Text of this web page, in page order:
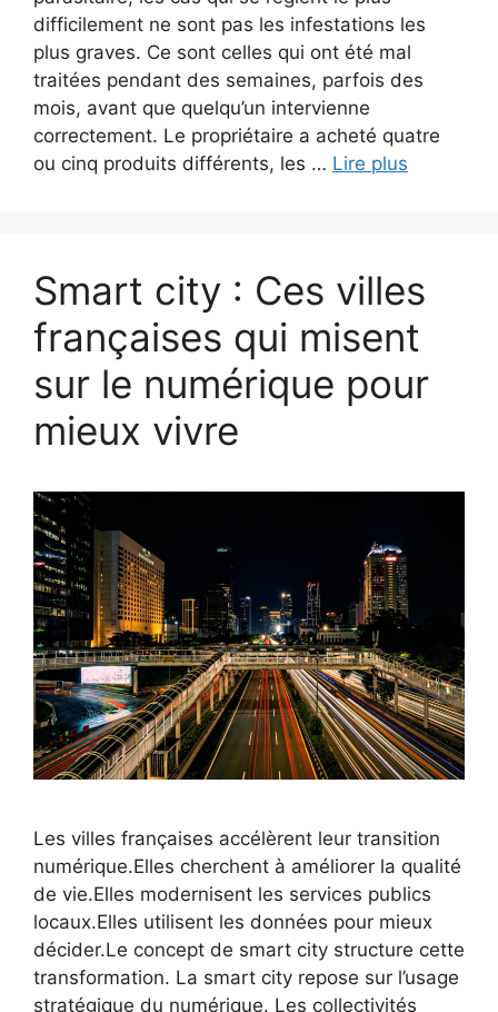
difficilement ne sont pas les infestations les
plus graves. Ce sont celles qui ont été mal
traitées pendant des semaines, parfois des
mois, avant que quelqu’un intervienne
correctement. Le propriétaire a acheté quatre
ou cinq produits différents, les … Lire plus
Smart city : Ces villes
françaises qui misent
sur le numérique pour
mieux vivre
Les villes françaises accélèrent leur transition
numérique.Elles cherchent à améliorer la qualité
de vie.Elles modernisent les services publics
locaux.Elles utilisent les données pour mieux
décider.Le concept de smart city structure cette
transformation. La smart city repose sur l’usage
stratégique du numérique. Les collectivités